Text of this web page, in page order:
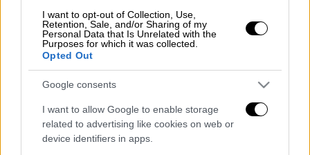
I want to opt-out of Collection, Use,
Retention, Sale, and/or Sharing of my
Personal Data that Is Unrelated with the
Purposes for which it was collected.
Opted Out
Google consents
I want to allow Google to enable storage
related to advertising like cookies on web or
device identifiers in apps.
Το πιο διασκεδαστικό επεισόδιο του «ΤΑΧΙ»
έρχεται την Κυριακή 17 Απριλίου στις 14:45
στο OPEN και αυτή η «κούρσα» θα σας μείνει
αξέχαστη!